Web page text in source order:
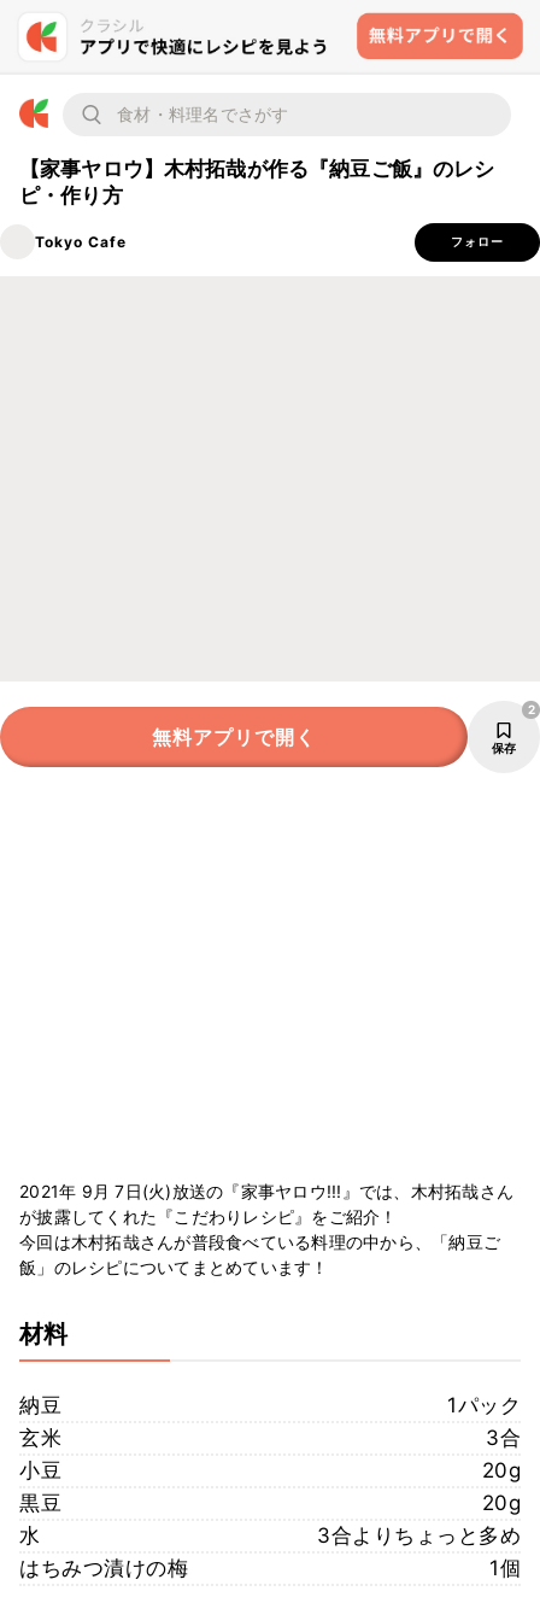
【家事ヤロウ】木村拓哉が作る『納豆ご飯』のレシ
ピ・作り方
Tokyo Cafe フォロー
無料アプリで開く 保存
2
2021年 9月 7日(火)放送の『家事ヤロウ!!!』では、木村拓哉さん
が披露してくれた『こだわりレシピ』をご紹介！
今回は木村拓哉さんが普段食べている料理の中から、「納豆ご
飯」のレシピについてまとめています！
材料
納豆
1パック
玄米
3合
小豆
20g
黒豆
20g
水
3合よりちょっと多め
はちみつ漬けの梅
1個